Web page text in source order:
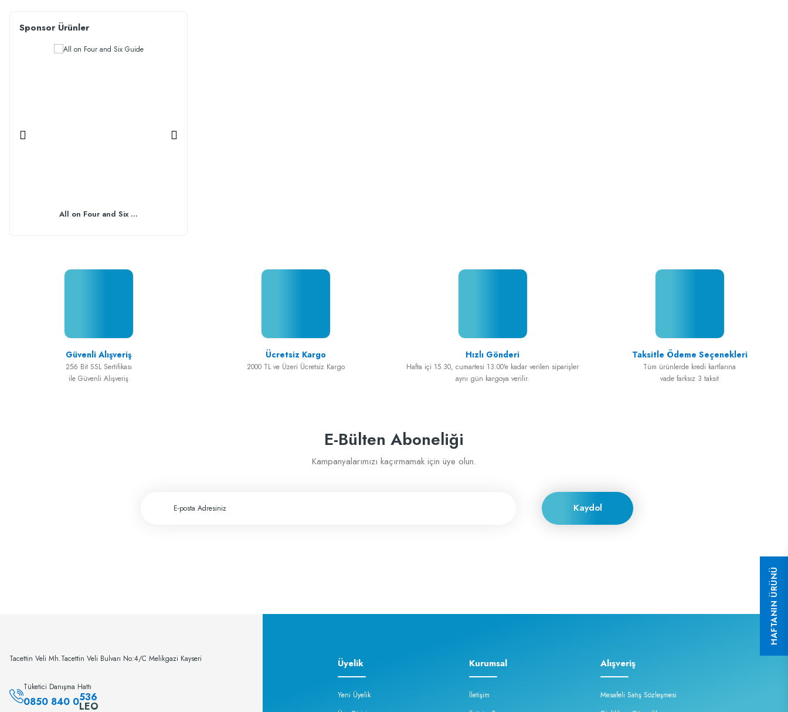
HAFTANIN ÜRÜNÜ
Sponsor Ürünler
All on Four and Six ...
Güvenli Alışveriş
256 Bit SSL Sertifikası
ile Güvenli Alışveriş
Ücretsiz Kargo
2000 TL ve Üzeri Ücretsiz Kargo
Hızlı Gönderi
Hafta içi 15.30, cumartesi 13.00'e kadar verilen siparişler
aynı gün kargoya verilir.
Taksitle Ödeme Seçenekleri
Tüm ürünlerde kredi kartlarına
vade farksız 3 taksit
E-Bülten Aboneliği
Kampanyalarımızı kaçırmamak için üye olun.
Kaydol
Tacettin Veli Mh.Tacettin Veli Bulvarı No:4/C Melikgazi Kayseri
Tüketici Danışma Hattı
0850 840 0536
LEO
Üyelik
Yeni Üyelik
Kurumsal
İletişim
Alışveriş
Mesafeli Satış Sözleşmesi